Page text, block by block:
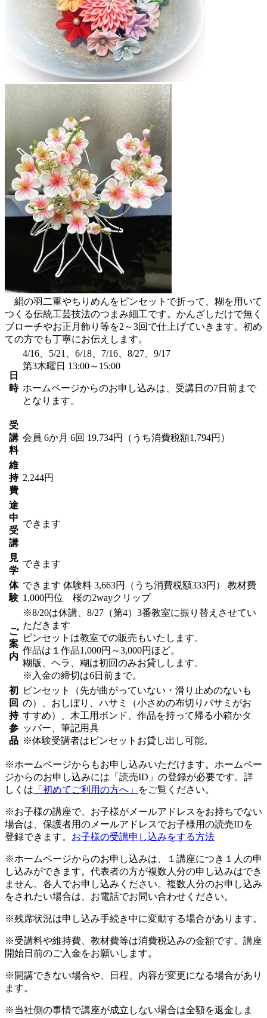
絹の羽二重やちりめんをピンセットで折って、糊を用いて
つくる伝統工芸技法のつまみ細工です。かんざしだけで無く
ブローチやお正月飾り等を2～3回で仕上げていきます。初め
ての方でも丁寧にお伝えします。
日
時
4/16、5/21、6/18、7/16、8/27、9/17
第3木曜日 13:00～15:00
ホームページからのお申し込みは、受講日の7日前まで
となります。
受
講
料
会員 6か月 6回 19,734円（うち消費税額1,794円）
維
持
費
2,244円
途
中
受
講
できます
見
学
できます
体
験
できます 体験料 3,663円（うち消費税額333円） 教材費
1,000円位 桜の2wayクリップ
ご
案
内
※8/20は休講、8/27（第4）3番教室に振り替えさせてい
ただきます
ピンセットは教室での販売もいたします。
作品は１作品1,000円～3,000円ほど。
糊版、ヘラ、糊は初回のみお貸しします。
※入金の締切は6日前まで。
初
回
持
参
品
ピンセット（先が曲がっていない・滑り止めのないも
の）、おしぼり、ハサミ（小さめの布切りバサミがお
すすめ）、木工用ボンド、作品を持って帰る小箱かタ
ッパー、筆記用具
※体験受講者はピンセットお貸し出し可能。
※ホームページからもお申し込みいただけます。ホームペー
ジからのお申し込みには「読売ID」の登録が必要です。詳
しくは 「初めてご利用の方へ」 をご覧ください。
※お子様の講座で、お子様がメールアドレスをお持ちでない
場合は、保護者用のメールアドレスでお子様用の読売IDを
登録できます。 お子様の受講申し込みをする方法
※ホームページからのお申し込みは、１講座につき１人の申
し込みができます。代表者の方が複数人分の申し込みはでき
ません。各人でお申し込みください。複数人分のお申し込み
をされたい場合は、お電話でお問い合わせください。
※残席状況は申し込み手続き中に変動する場合があります。
※受講料や維持費、教材費等は消費税込みの金額です。講座
開始日前のご入金をお願いします。
※開講できない場合や、日程、内容が変更になる場合があり
ます。
※当社側の事情で講座が成立しない場合は全額を返金しま